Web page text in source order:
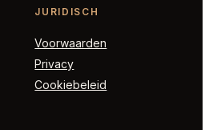
JURIDISCH
Voorwaarden
Privacy
Cookiebeleid